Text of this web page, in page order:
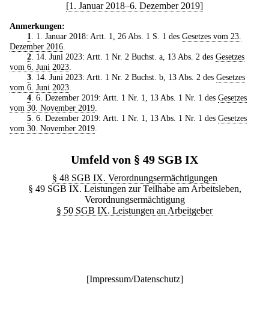
[1. Januar 2018–6. Dezember 2019]
Anmerkungen:
1. 1. Januar 2018: Artt. 1, 26 Abs. 1 S. 1 des Gesetzes vom 23.
Dezember 2016.
2. 14. Juni 2023: Artt. 1 Nr. 2 Buchst. a, 13 Abs. 2 des Gesetzes
vom 6. Juni 2023.
3. 14. Juni 2023: Artt. 1 Nr. 2 Buchst. b, 13 Abs. 2 des Gesetzes
vom 6. Juni 2023.
4. 6. Dezember 2019: Artt. 1 Nr. 1, 13 Abs. 1 Nr. 1 des Gesetzes
vom 30. November 2019.
5. 6. Dezember 2019: Artt. 1 Nr. 1, 13 Abs. 1 Nr. 1 des Gesetzes
vom 30. November 2019.
Umfeld von § 49 SGB IX
§ 48 SGB IX. Verordnungsermächtigungen
§ 49 SGB IX. Leistungen zur Teilhabe am Arbeitsleben,
Verordnungsermächtigung
§ 50 SGB IX. Leistungen an Arbeitgeber
[Impressum/Datenschutz]